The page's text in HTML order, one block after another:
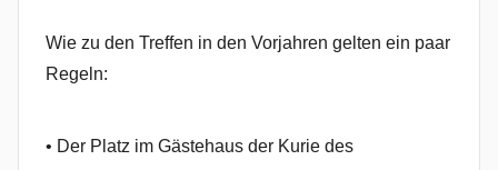
Wie zu den Treffen in den Vorjahren gelten ein paar
Regeln:
• Der Platz im Gästehaus der Kurie des